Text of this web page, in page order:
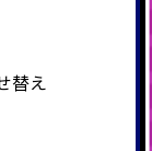
替え